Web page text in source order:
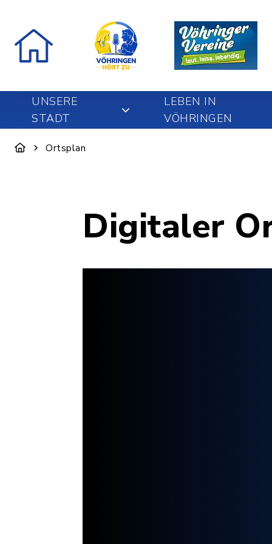
UNSERE
STADT
LEBEN IN
VÖHRINGEN
Ortsplan
Digitaler